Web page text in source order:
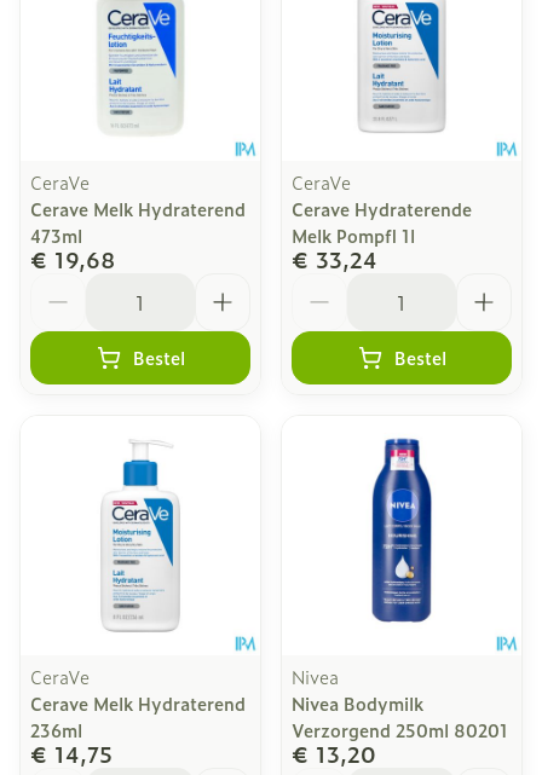
CeraVe
Cerave Melk Hydraterend
473ml
€ 19,68
Bestel
CeraVe
Cerave Hydraterende
Melk Pompfl 1l
€ 33,24
Bestel
CeraVe
Cerave Melk Hydraterend
236ml
€ 14,75
Nivea
Nivea Bodymilk
Verzorgend 250ml 80201
€ 13,20